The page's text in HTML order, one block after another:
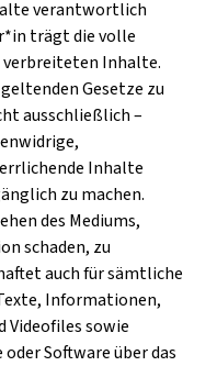
verantwortlich
trägt die volle
Inhalte.
Gesetze zu
ausschließlich –
Inhalte
zu machen.
des Mediums,
schaden, zu
auch für sämtliche
Informationen,
Videofiles sowie
Software über das